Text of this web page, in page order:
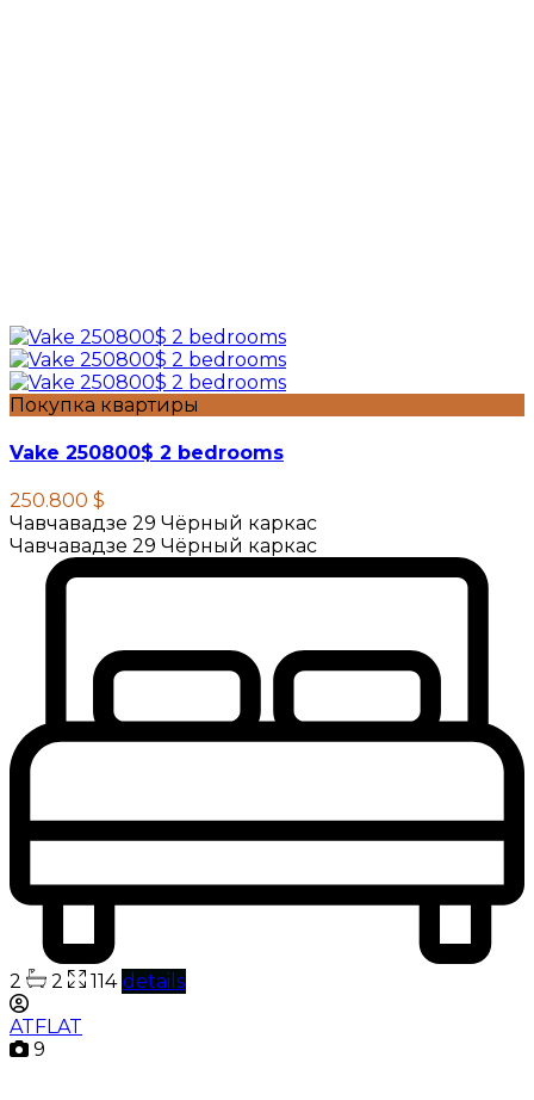
Покупка квартиры
Vake 250800$ 2 bedrooms
250.800 $
Чавчавадзе 29 Чёрный каркас
Чавчавадзе 29 Чёрный каркас
2 2 114 details
ATFLAT
9